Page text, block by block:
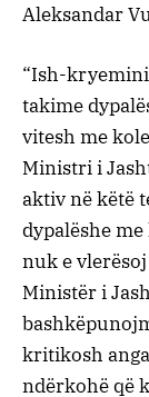
Aleksandar
“Ish-
takime
vitesh me
Ministri i
aktiv në këtë
dypalëshe
nuk e
Ministër i
kritikosh
ndërkohë që